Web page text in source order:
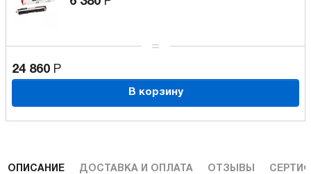
24 860 Р
В корзину
ОПИСАНИЕ ДОСТАВКА И ОПЛАТА ОТЗЫВЫ